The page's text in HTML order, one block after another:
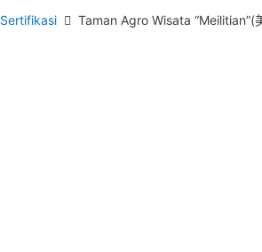
Sertifikasi Taman Agro Wisata “Meilitian”(